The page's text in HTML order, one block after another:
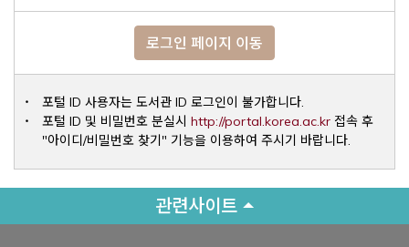
로그인 페이지 이동
포털 ID 사용자는 도서관 ID 로그인이 불가합니다.
포털 ID 및 비밀번호 분실시 http://portal.korea.ac.krOpens a
접속 후
"아이디/비밀번호 찾기" 기능을 이용하여 주시기 바랍니다.
관련사이트